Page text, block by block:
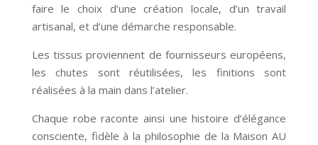
faire le choix d’une création locale, d’un travail
artisanal, et d’une démarche responsable.
Les tissus proviennent de fournisseurs européens,
les chutes sont réutilisées, les finitions sont
réalisées à la main dans l’atelier.
Chaque robe raconte ainsi une histoire d’élégance
consciente, fidèle à la philosophie de la Maison AU